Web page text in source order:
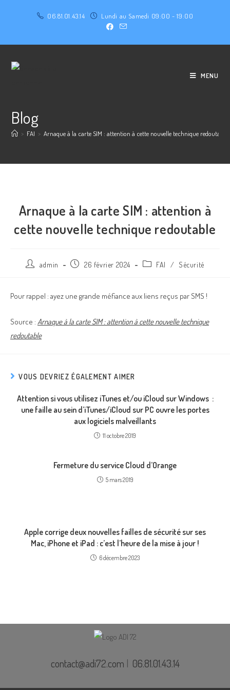
06.81.01.43.14 Lundi au Samedi 09:00 - 19:00
MENU
Blog
> FAI > Arnaque à la carte SIM : attention à cette nouvelle technique redoutable
Arnaque à la carte SIM : attention à
cette nouvelle technique redoutable
admin 26 février 2024 FAI / Sécurité
Pour rappel : ayez une grande méfiance aux liens reçus par SMS !
Source : Arnaque à la carte SIM : attention à cette nouvelle technique
redoutable
VOUS DEVRIEZ ÉGALEMENT AIMER
Attention si vous utilisez iTunes et/ou iCloud sur Windows :
une faille au sein d’iTunes/iCloud sur PC ouvre les portes
aux logiciels malveillants
11 octobre 2019
Fermeture du service Cloud d’Orange
5 mars 2019
Apple corrige deux nouvelles failles de sécurité sur ses
Mac, iPhone et iPad : c’est l’heure de la mise à jour !
6 décembre 2023
contact@adi72.com | 06.81.01.43.14